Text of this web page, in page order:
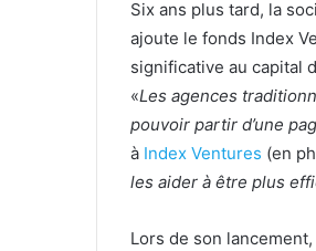
Six ans plus tard, la
ajoute le fonds Index
significative au capital
«Les agences
pouvoir partir d’une
à Index Ventures (en
les aider à être plus
Lors de son lancement,